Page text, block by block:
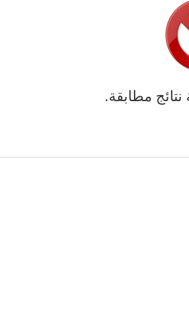
نتائج مطابقة.